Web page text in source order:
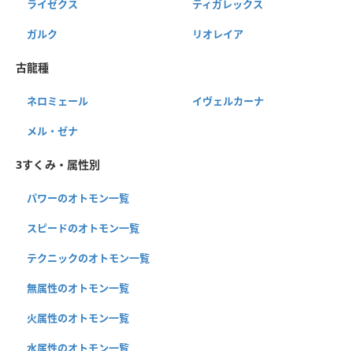
ライゼクス ティガレックス
ガルク リオレイア
古龍種
ネロミェール イヴェルカーナ
メル・ゼナ
3すくみ・属性別
パワーのオトモン一覧
スピードのオトモン一覧
テクニックのオトモン一覧
無属性のオトモン一覧
火属性のオトモン一覧
水属性のオトモン一覧